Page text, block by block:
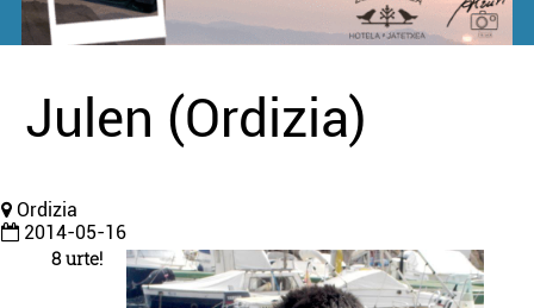
Julen (Ordizia)
Ordizia
2014-05-16
8 urte!